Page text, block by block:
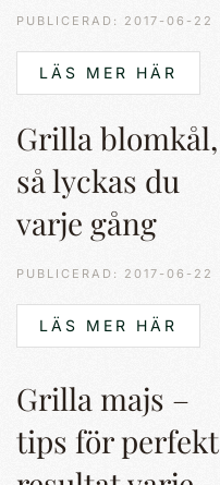
PUBLICERAD: 2017-06-22
LÄS MER HÄR
Grilla blomkål,
så lyckas du
varje gång
PUBLICERAD: 2017-06-22
LÄS MER HÄR
Grilla majs –
tips för perfekt